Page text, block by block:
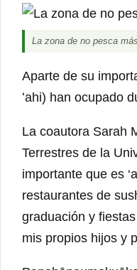
La zona de no pesca
Aparte de su
ʻahi) han ocupado
La coautora Sarah
Terrestres de la
importante que es
restaurantes de
graduación y
mis propios hijos y